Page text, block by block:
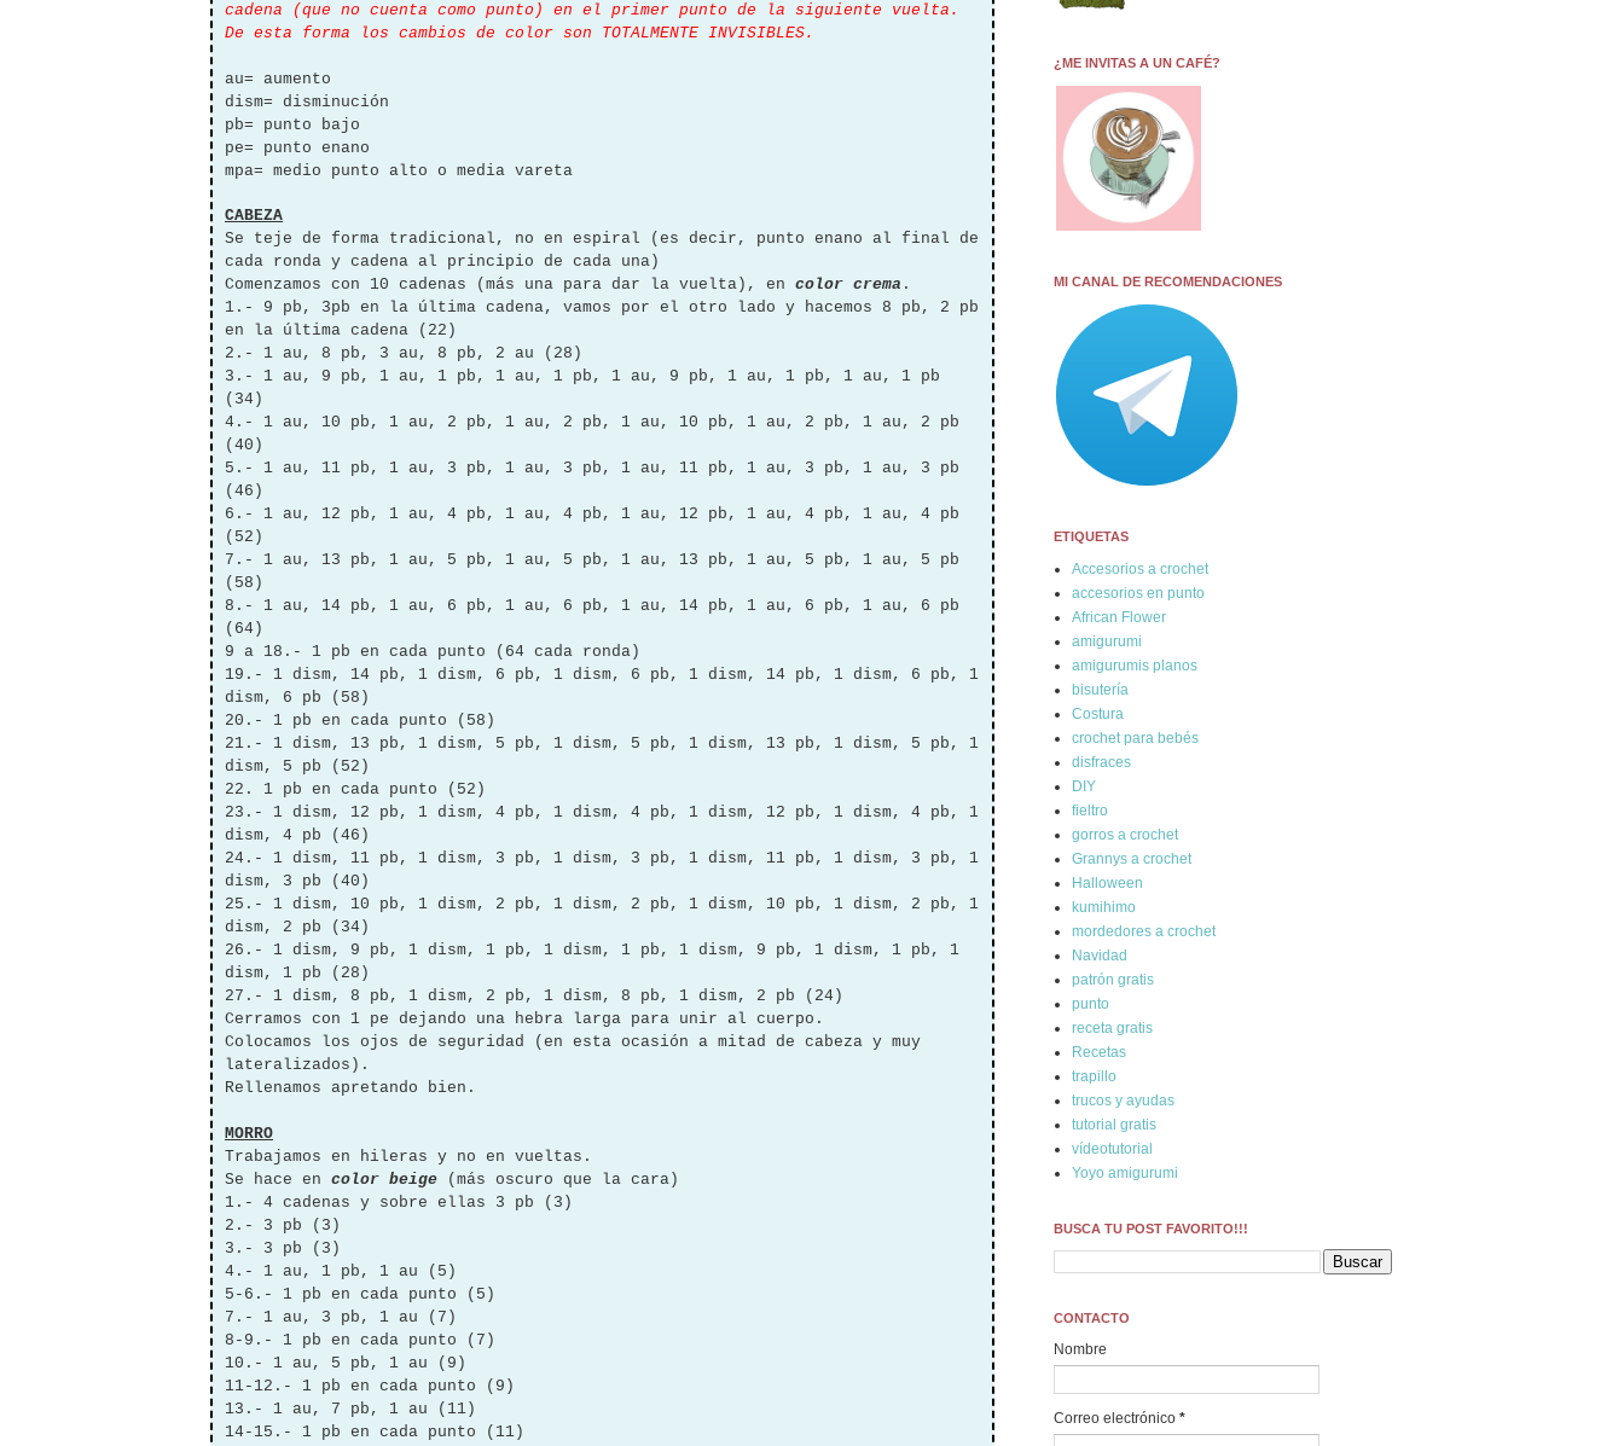
cadena (que no cuenta como punto) en el primer punto de la siguiente vuelta.
De esta forma los cambios de color son TOTALMENTE INVISIBLES.
au= aumento
dism= disminución
pb= punto bajo
pe= punto enano
mpa= medio punto alto o media vareta
CABEZA
Se teje de forma tradicional, no en espiral (es decir, punto enano al final de
cada ronda y cadena al principio de cada una)
Comenzamos con 10 cadenas (más una para dar la vuelta), en color crema .
1.- 9 pb, 3pb en la última cadena, vamos por el otro lado y hacemos 8 pb, 2 pb
en la última cadena (22)
2.- 1 au, 8 pb, 3 au, 8 pb, 2 au (28)
3.- 1 au, 9 pb, 1 au, 1 pb, 1 au, 1 pb, 1 au, 9 pb, 1 au, 1 pb, 1 au, 1 pb
(34)
4.- 1 au, 10 pb, 1 au, 2 pb, 1 au, 2 pb, 1 au, 10 pb, 1 au, 2 pb, 1 au, 2 pb
(40)
5.- 1 au, 11 pb, 1 au, 3 pb, 1 au, 3 pb, 1 au, 11 pb, 1 au, 3 pb, 1 au, 3 pb
(46)
6.- 1 au, 12 pb, 1 au, 4 pb, 1 au, 4 pb, 1 au, 12 pb, 1 au, 4 pb, 1 au, 4 pb
(52)
7.- 1 au, 13 pb, 1 au, 5 pb, 1 au, 5 pb, 1 au, 13 pb, 1 au, 5 pb, 1 au, 5 pb
(58)
8.- 1 au, 14 pb, 1 au, 6 pb, 1 au, 6 pb, 1 au, 14 pb, 1 au, 6 pb, 1 au, 6 pb
(64)
9 a 18.- 1 pb en cada punto (64 cada ronda)
19.- 1 dism, 14 pb, 1 dism, 6 pb, 1 dism, 6 pb, 1 dism, 14 pb, 1 dism, 6 pb, 1
dism, 6 pb (58)
20.- 1 pb en cada punto (58)
21.- 1 dism, 13 pb, 1 dism, 5 pb, 1 dism, 5 pb, 1 dism, 13 pb, 1 dism, 5 pb, 1
dism, 5 pb (52)
22. 1 pb en cada punto (52)
23.- 1 dism, 12 pb, 1 dism, 4 pb, 1 dism, 4 pb, 1 dism, 12 pb, 1 dism, 4 pb, 1
dism, 4 pb (46)
24.- 1 dism, 11 pb, 1 dism, 3 pb, 1 dism, 3 pb, 1 dism, 11 pb, 1 dism, 3 pb, 1
dism, 3 pb (40)
25.- 1 dism, 10 pb, 1 dism, 2 pb, 1 dism, 2 pb, 1 dism, 10 pb, 1 dism, 2 pb, 1
dism, 2 pb (34)
26.- 1 dism, 9 pb, 1 dism, 1 pb, 1 dism, 1 pb, 1 dism, 9 pb, 1 dism, 1 pb, 1
dism, 1 pb (28)
27.- 1 dism, 8 pb, 1 dism, 2 pb, 1 dism, 8 pb, 1 dism, 2 pb (24)
Cerramos con 1 pe dejando una hebra larga para unir al cuerpo.
Colocamos los ojos de seguridad (en esta ocasión a mitad de cabeza y muy
lateralizados).
Rellenamos apretando bien.
MORRO
Trabajamos en hileras y no en vueltas.
Se hace en color beige (más oscuro que la cara)
1.- 4 cadenas y sobre ellas 3 pb (3)
2.- 3 pb (3)
3.- 3 pb (3)
4.- 1 au, 1 pb, 1 au (5)
5-6.- 1 pb en cada punto (5)
7.- 1 au, 3 pb, 1 au (7)
8-9.- 1 pb en cada punto (7)
10.- 1 au, 5 pb, 1 au (9)
11-12.- 1 pb en cada punto (9)
13.- 1 au, 7 pb, 1 au (11)
14-15.- 1 pb en cada punto (11)
¿ME INVITAS A UN CAFÉ?
MI CANAL DE RECOMENDACIONES
ETIQUETAS
Accesorios a crochet
accesorios en punto
African Flower
amigurumi
amigurumis planos
bisutería
Costura
crochet para bebés
disfraces
DIY
fieltro
gorros a crochet
Grannys a crochet
Halloween
kumihimo
mordedores a crochet
Navidad
patrón gratis
punto
receta gratis
Recetas
trapillo
trucos y ayudas
tutorial gratis
vídeotutorial
Yoyo amigurumi
BUSCA TU POST FAVORITO!!!
CONTACTO
Nombre
Correo electrónico *